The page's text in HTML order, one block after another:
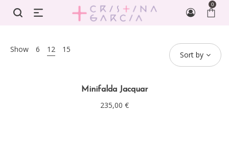
0
Show 6 12 15
Sort by
Minifalda Jacquar
235,00 €